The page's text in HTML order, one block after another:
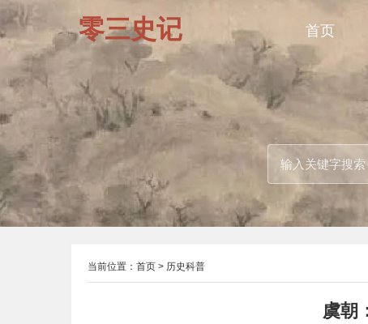
零三史记 首页
当前位置： 首页 > 历史科普
虞朝